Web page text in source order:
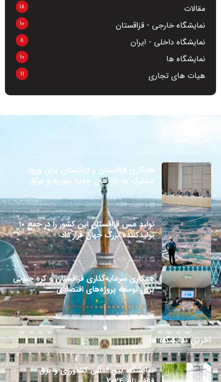
مقالات 18
نمایشگاه خارجی - قزاقستان 10
نمایشگاه داخلی - ایران 8
نمایشگاه ها 10
هیات های تجاری 11
همکاری قزاقستان و ازبکستان برای ورود
مشترک به بازارهای جدید سوریه و عراق
8 آگوست 2026
تولید مس قزاقستان این کشور را در جمع ۱۰
تولیدکننده بزرگ جهان قرار داد
8 آگوست 2026
همکاری سرمایه‌گذاری قزاقستان و کره جنوبی
برای توسعه پروژه‌های اقتصادی
8 آگوست 2026
آخرین نمایشگاه ها
نمایشگاه بین المللی کشاورزی و برق